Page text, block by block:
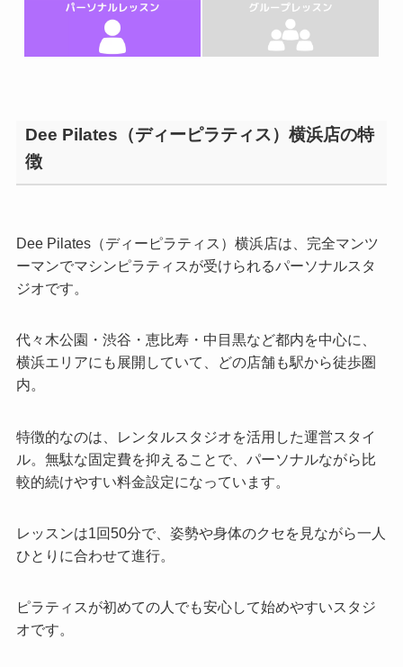
Dee Pilates（ディーピラティス）横浜店の特
徴
Dee Pilates（ディーピラティス）横浜店は、完全マンツ
ーマンでマシンピラティスが受けられるパーソナルスタ
ジオです。
代々木公園・渋谷・恵比寿・中目黒など都内を中心に、
横浜エリアにも展開していて、どの店舗も駅から徒歩圏
内。
特徴的なのは、レンタルスタジオを活用した運営スタイ
ル。無駄な固定費を抑えることで、パーソナルながら比
較的続けやすい料金設定になっています。
レッスンは1回50分で、姿勢や身体のクセを見ながら一人
ひとりに合わせて進行。
ピラティスが初めての人でも安心して始めやすいスタジ
オです。